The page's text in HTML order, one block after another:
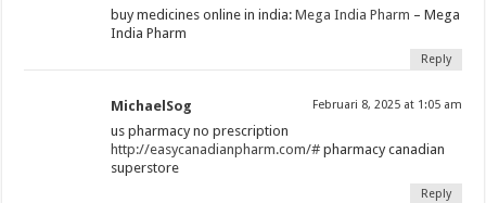
buy medicines online in india:Mega India Pharm – Mega
India Pharm
Reply
MichaelSog Februari 8, 2025 at 1:05 am
us pharmacy no prescription
http://easycanadianpharm.com/# pharmacy canadian
superstore
Reply